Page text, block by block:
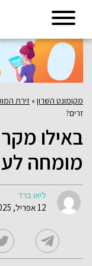
מקומונט השרון» זירת
זרים?
באילו
מומחה
ליאו ברד
12 אפריל, 2025 12:26